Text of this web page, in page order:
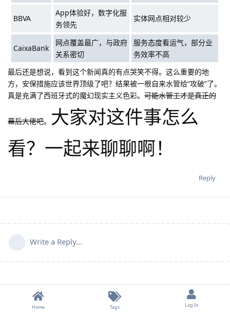
BBVA
App体验好，数字化服
务领先
实体网点相对较少
CaixaBank
网点覆盖最广，与政府
关系密切
服务态度看运气，部分业
务效率不高
最后还是想说，看到这个新闻真的有点哭笑不得。这么重要的地
方，安保措施应该世界顶级了吧？结果被一根自来水管给“攻破”了。
真是充满了西班牙式的魔幻现实主义色彩。 可能水管工才是真正的
幕后大佬吧。 大家对这件事怎么
看？一起来聊聊啊！
Reply
Write a Reply...
Home Tags Log In